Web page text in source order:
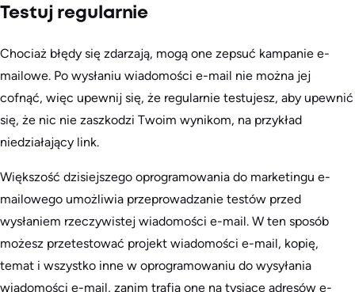
Testuj regularnie
Chociaż błędy się zdarzają, mogą one zepsuć kampanie e-
mailowe. Po wysłaniu wiadomości e-mail nie można jej
cofnąć, więc upewnij się, że regularnie testujesz, aby upewnić
się, że nic nie zaszkodzi Twoim wynikom, na przykład
niedziałający link.
Większość dzisiejszego oprogramowania do marketingu e-
mailowego umożliwia przeprowadzanie testów przed
wysłaniem rzeczywistej wiadomości e-mail. W ten sposób
możesz przetestować projekt wiadomości e-mail, kopię,
temat i wszystko inne w oprogramowaniu do wysyłania
wiadomości e-mail, zanim trafią one na tysiące adresów e-